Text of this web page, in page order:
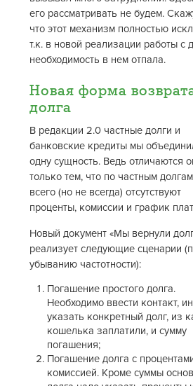
его рассматривать не будем.
что этот механизм полностью
т.к. в новой реализации работы с
необходимость в нем отпала.
Новая форма
долга
В редакции 2.0 частные долги и
банковские кредиты мы
одну сущность. Ведь отличаются
только тем, что по частным
всего (но не всегда) отсутствуют
проценты, комиссии и график
Новый документ «Мы вернули
реализует следующие сценарии
убыванию частотности):
Погашение простого долга.
Необходимо ввести контакт,
указать конкретный долг, из
кошелька заплатили, и сумму
погашения;
Погашение долга с
комиссией. Кроме суммы